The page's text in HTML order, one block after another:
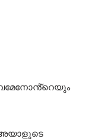
അയാളുടെ